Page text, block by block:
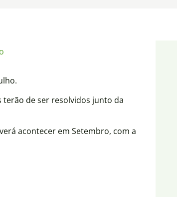
terão de ser resolvidos junto da
acontecer em Setembro, com a